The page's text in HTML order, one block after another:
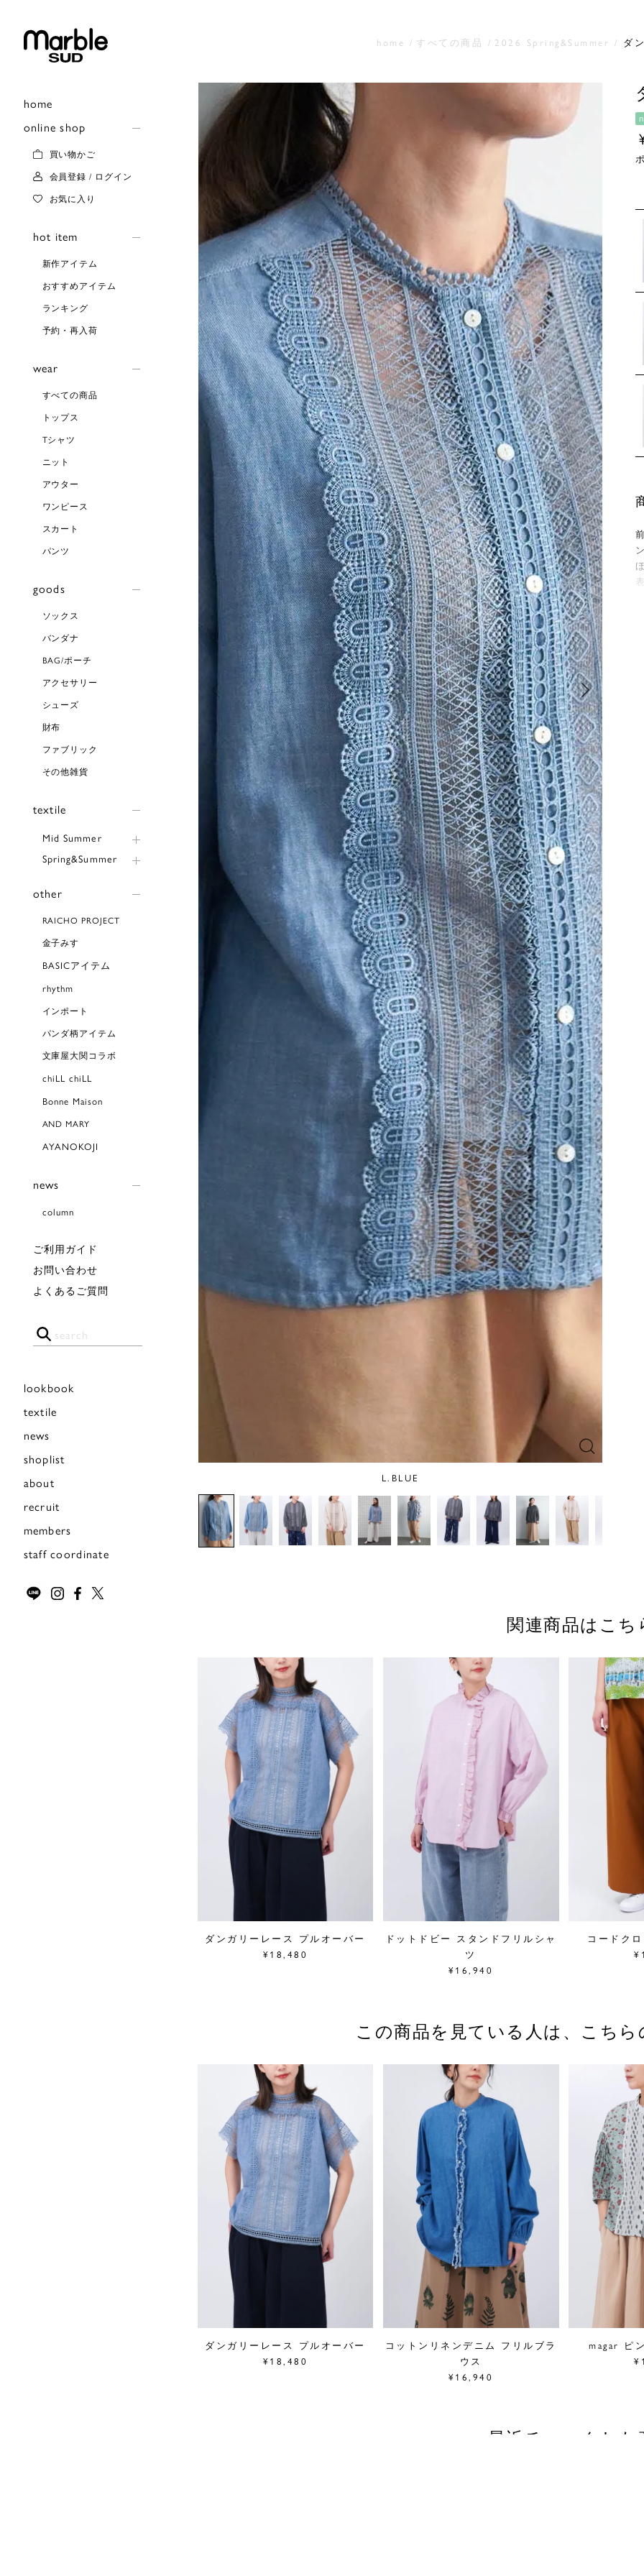
home
online shop
買い物かご
会員登録 / ログイン
お気に入り
hot item
新作アイテム
おすすめアイテム
ランキング
予約・再入荷
wear
すべての商品
トップス
Tシャツ
ニット
アウター
ワンピース
スカート
パンツ
goods
ソックス
バンダナ
BAG/ポーチ
アクセサリー
シューズ
財布
ファブリック
その他雑貨
textile
Mid Summer
Spring&Summer
other
RAICHO PROJECT
金子みすゞ
BASICアイテム
rhythm
インポート
パンダ柄アイテム
文庫屋大関コラボ
chiLL chiLL
Bonne Maison
AND MARY
AYANOKOJI
news
column
ご利用ガイド
お問い合わせ
よくあるご質問
lookbook
textile
news
shoplist
about
recruit
members
staff coordinate
home すべての商品 2026 Spring&Summer ダ
L.BLUE
関連商品はこち
ダンガリーレース プルオーバー
¥18,480
ドットドビー スタンドフリルシャ
ツ
¥16,940
コードク
この商品を見ている人は、 こち
ダンガリーレース プルオーバー
¥18,480
コットンリネンデニム フリルブラ
ウス
¥16,940
magar ピ
最近チェックした